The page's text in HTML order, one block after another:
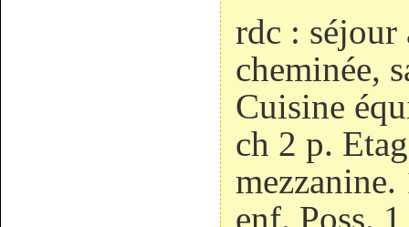
rdc : séjour
cheminée,
Cuisine
ch 2 p.
enf. Poss.